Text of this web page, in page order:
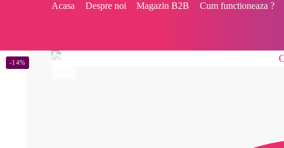
Acasa Despre noi Magazin B2B Cum functioneaza ?
-14%